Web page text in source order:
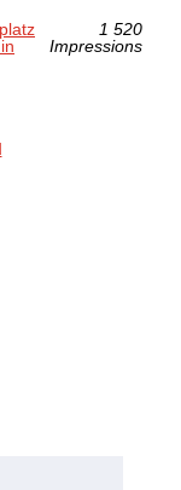
1 520
Impressions